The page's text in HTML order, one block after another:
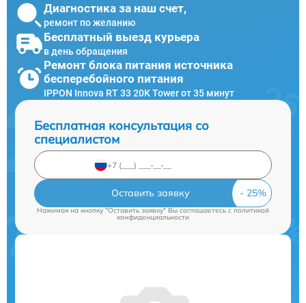
Диагностика за наш счет,
ремонт по желанию
Бесплатный выезд курьера
в день обращения
Ремонт блока питания источника
бесперебойного питания
IPPON Innova RT 33 20K Tower от 35 минут
Бесплатная консультация со
специалистом
Оставить заявку
Нажимая на кнопку "Оставить заявку" Вы соглашаетесь cполитикой
конфиденциальности